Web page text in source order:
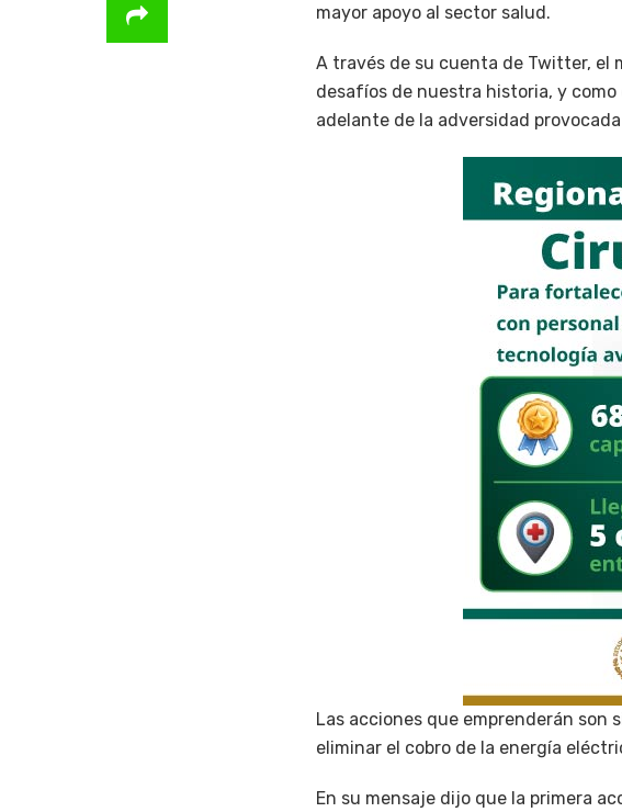
mayor apoyo al sector salud.
A través de su cuenta de Twitter, el
desafíos de nuestra historia, y
adelante de la adversidad provocada
Las acciones que emprenderán son
eliminar el cobro de la energía
En su mensaje dijo que la primera